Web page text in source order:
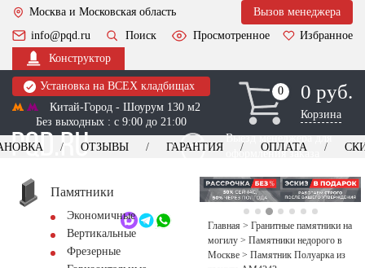
Москва и Московская область
Вызов менеджера
info@pqd.ru
Поиск Просмотренное
Избранное
Конструктор
Установка на ВСЕХ кладбищах
Китай-Город - Шоурум 130 м2
Без выходных : с 9:00 до 21:00
0
0 0 руб.
Корзина
Выезд менеджера для
оформления заказа
+7 (495) 518-44-23
Обратный звонок
ОТЗЫВЫ ГАРАНТИЯ ОПЛАТА
Памятники
Экономичные
Вертикальные
Фрезерные
Главная > Гранитные памятники на
могилу > Памятники недорого в
Москве > Памятник Полуарка из